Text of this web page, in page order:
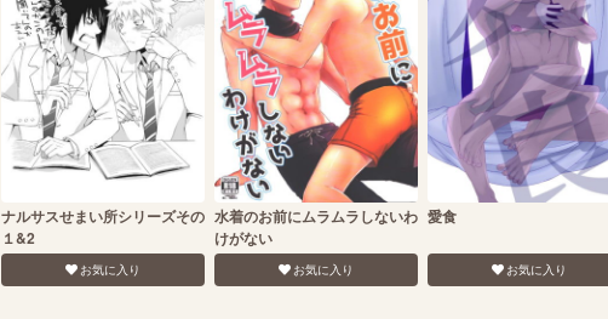
ナルサスせまい所シリーズその
１&2
お気に入り
水着のお前にムラムラしないわ
けがない
お気に入り
愛食
お気に入り